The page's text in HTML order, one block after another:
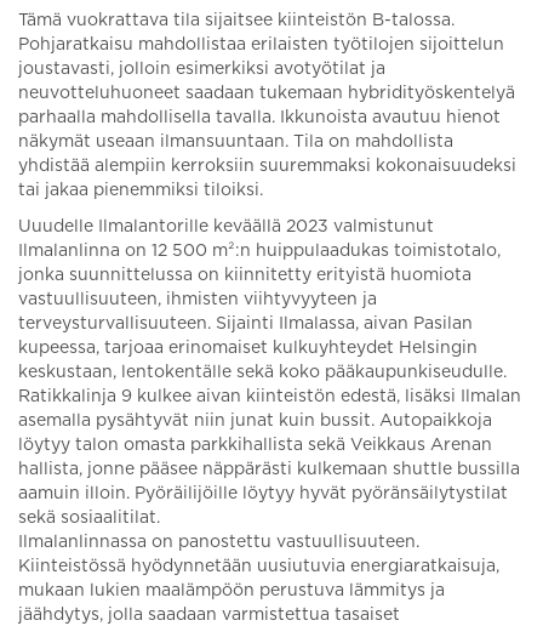
Tämä vuokrattava tila sijaitsee kiinteistön B-talossa.
Pohjaratkaisu mahdollistaa erilaisten työtilojen sijoittelun
joustavasti, jolloin esimerkiksi avotyötilat ja
neuvotteluhuoneet saadaan tukemaan hybridityöskentelyä
parhaalla mahdollisella tavalla. Ikkunoista avautuu hienot
näkymät useaan ilmansuuntaan. Tila on mahdollista
yhdistää alempiin kerroksiin suuremmaksi kokonaisuudeksi
tai jakaa pienemmiksi tiloiksi.
Uuudelle Ilmalantorille keväällä 2023 valmistunut
Ilmalanlinna on 12 500 m²:n huippulaadukas toimistotalo,
jonka suunnittelussa on kiinnitetty erityistä huomiota
vastuullisuuteen, ihmisten viihtyvyyteen ja
terveysturvallisuuteen. Sijainti Ilmalassa, aivan Pasilan
kupeessa, tarjoaa erinomaiset kulkuyhteydet Helsingin
keskustaan, lentokentälle sekä koko pääkaupunkiseudulle.
Ratikkalinja 9 kulkee aivan kiinteistön edestä, lisäksi Ilmalan
asemalla pysähtyvät niin junat kuin bussit. Autopaikkoja
löytyy talon omasta parkkihallista sekä Veikkaus Arenan
hallista, jonne pääsee näppärästi kulkemaan shuttle bussilla
aamuin illoin. Pyöräilijöille löytyy hyvät pyöränsäilytystilat
sekä sosiaalitilat.
Ilmalanlinnassa on panostettu vastuullisuuteen.
Kiinteistössä hyödynnetään uusiutuvia energiaratkaisuja,
mukaan lukien maalämpöön perustuva lämmitys ja
jäähdytys, jolla saadaan varmistettua tasaiset